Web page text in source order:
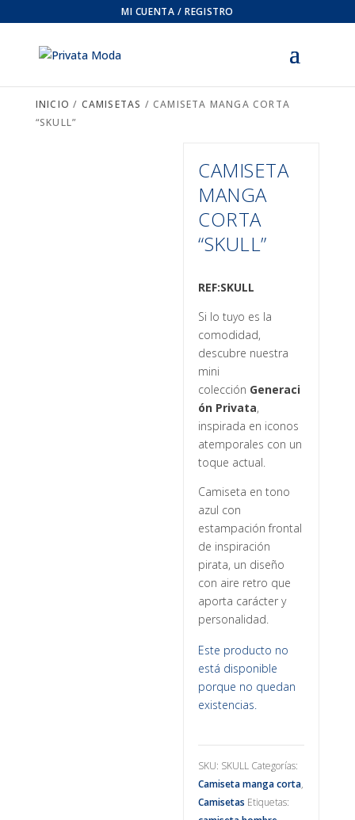
MI CUENTA / REGISTRO
INICIO / CAMISETAS / CAMISETA MANGA CORTA
“SKULL”
CAMISETA
MANGA
CORTA
“SKULL”
REF:SKULL
Si lo tuyo es la
comodidad,
descubre nuestra
mini
colección Generaci
ón Privata,
inspirada en iconos
atemporales con un
toque actual.
Camiseta en tono
azul con
estampación frontal
de inspiración
pirata, un diseño
con aire retro que
aporta carácter y
personalidad.
Este producto no
está disponible
porque no quedan
existencias.
SKU: SKULL Categorías:
Camiseta manga corta,
Camisetas Etiquetas: